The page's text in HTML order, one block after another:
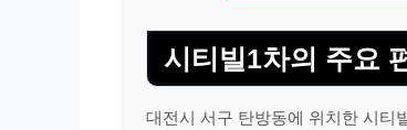
시티빌1차의 주요
대전시 서구 탄방동에 위치한 시티